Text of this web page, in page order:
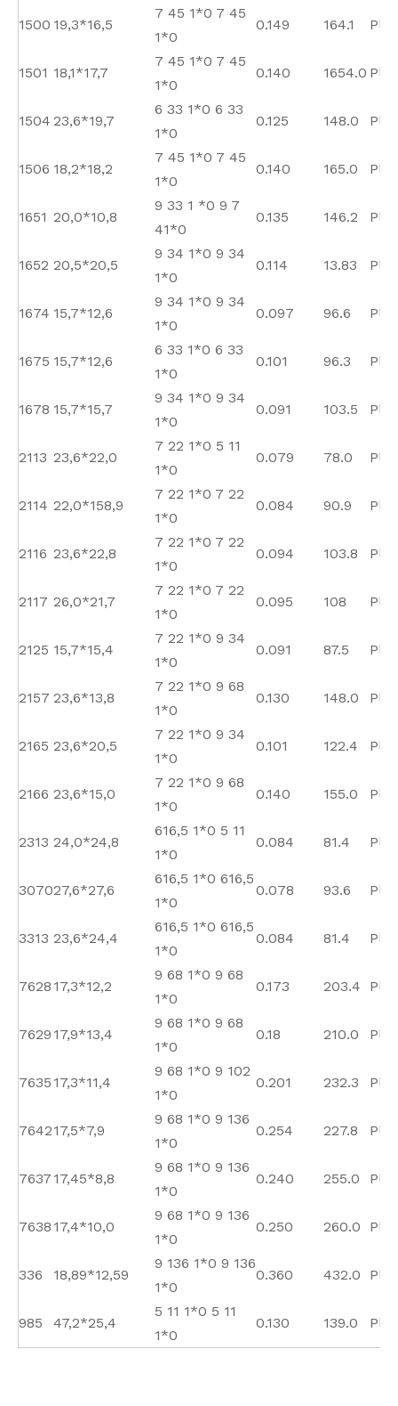
1500 19,3*16,5
7 45 1*0 7 45
1*0
0.149 164.1
1501 18,1*17,7
7 45 1*0 7 45
1*0
0.140 1654.0
1504 23,6*19,7
6 33 1*0 6 33
1*0
0.125 148.0
1506 18,2*18,2
7 45 1*0 7 45
1*0
0.140 165.0
1651 20,0*10,8
9 33 1 *0 9 7
41*0
0.135 146.2
1652 20,5*20,5
9 34 1*0 9 34
1*0
0.114 13.83
1674 15,7*12,6
9 34 1*0 9 34
1*0
0.097 96.6
1675 15,7*12,6
6 33 1*0 6 33
1*0
0.101 96.3
1678 15,7*15,7
9 34 1*0 9 34
1*0
0.091 103.5
2113 23,6*22,0
7 22 1*0 5 11
1*0
0.079 78.0
2114 22,0*158,9
7 22 1*0 7 22
1*0
0.084 90.9
2116 23,6*22,8
7 22 1*0 7 22
1*0
0.094 103.8
2117 26,0*21,7
7 22 1*0 7 22
1*0
0.095 108
2125 15,7*15,4
7 22 1*0 9 34
1*0
0.091 87.5
2157 23,6*13,8
7 22 1*0 9 68
1*0
0.130 148.0
2165 23,6*20,5
7 22 1*0 9 34
1*0
0.101 122.4
2166 23,6*15,0
7 22 1*0 9 68
1*0
0.140 155.0
2313 24,0*24,8
616,5 1*0 5 11
1*0
0.084 81.4
307027,6*27,6
616,5 1*0 616,5
1*0
0.078 93.6
3313 23,6*24,4
616,5 1*0 616,5
1*0
0.084 81.4
7628 17,3*12,2
9 68 1*0 9 68
1*0
0.173 203.4
7629 17,9*13,4
9 68 1*0 9 68
1*0
0.18 210.0
7635 17,3*11,4
9 68 1*0 9 102
1*0
0.201 232.3
764217,5*7,9
9 68 1*0 9 136
1*0
0.254 227.8
7637 17,45*8,8
9 68 1*0 9 136
1*0
0.240 255.0
7638 17,4*10,0
9 68 1*0 9 136
1*0
0.250 260.0
336 18,89*12,59
9 136 1*0 9 136
1*0
0.360 432.0
985 47,2*25,4
5 11 1*0 5 11
1*0
0.130 139.0